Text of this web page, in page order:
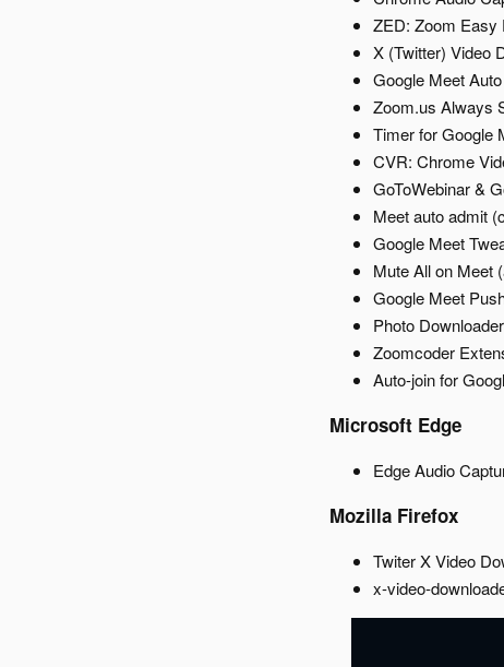
ZED: Zoom Easy
X (Twitter) Video
Google Meet
Zoom.us Always
Timer for Google
CVR: Chrome
GoToWebinar &
Meet auto admit
Google Meet
Mute All on Meet
Google Meet
Photo
Zoomcoder
Auto-join for
Microsoft Edge​
Edge Audio
Mozilla Firefox​
Twiter X Video
x-video-